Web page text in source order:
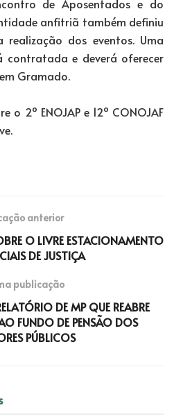
de Aposentados e do
anfitriã também definiu
realização dos eventos. Uma
contratada e deverá oferecer
Gramado.
o 2º ENOJAP e 12º CONOJAF
anterior
O LIVRE ESTACIONAMENTO
DE JUSTIÇA
publicação
DE MP QUE REABRE
FUNDO DE PENSÃO DOS
PÚBLICOS